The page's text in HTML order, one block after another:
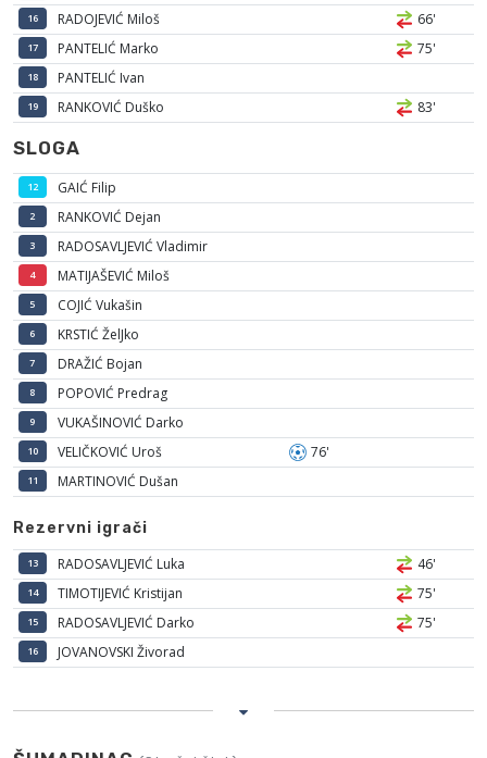
16 RADOJEVIĆ Miloš 66'
17 PANTELIĆ Marko 75'
18 PANTELIĆ Ivan
19 RANKOVIĆ Duško 83'
SLOGA
12 GAIĆ Filip
2 RANKOVIĆ Dejan
3 RADOSAVLJEVIĆ Vladimir
4 MATIJAŠEVIĆ Miloš
5 COJIĆ Vukašin
6 KRSTIĆ ŽelJko
7 DRAŽIĆ Bojan
8 POPOVIĆ Predrag
9 VUKAŠINOVIĆ Darko
10 VELIČKOVIĆ Uroš 76'
11 MARTINOVIĆ Dušan
Rezervni igrači
13 RADOSAVLJEVIĆ Luka 46'
14 TIMOTIJEVIĆ Kristijan 75'
15 RADOSAVLJEVIĆ Darko 75'
16 JOVANOVSKI Živorad